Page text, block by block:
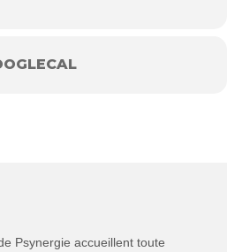
Psynergie accueillent toute